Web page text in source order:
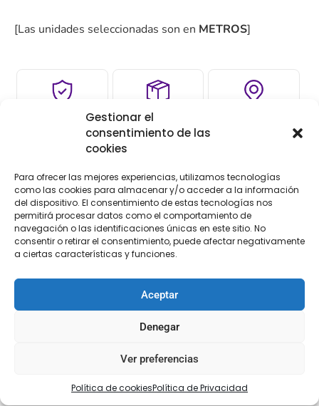
Gestionar el
consentimiento de las
cookies
Para ofrecer las mejores experiencias, utilizamos tecnologías
como las cookies para almacenar y/o acceder a la información
del dispositivo. El consentimiento de estas tecnologías nos
permitirá procesar datos como el comportamiento de
navegación o las identificaciones únicas en este sitio. No
consentir o retirar el consentimiento, puede afectar negativamente
a ciertas características y funciones.
Aceptar
Denegar
Ver preferencias
Política de cookiesPolítica de Privacidad
[Las unidades seleccionadas son en METROS]
ENVÍO 24-48H
Descripción Información adicional
Descripción
Tamaño.de 8cm de largo aprox